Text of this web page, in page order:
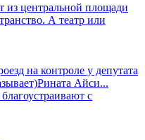
из центральной площади
А театр или
на контроле у депутата
Айси...
с